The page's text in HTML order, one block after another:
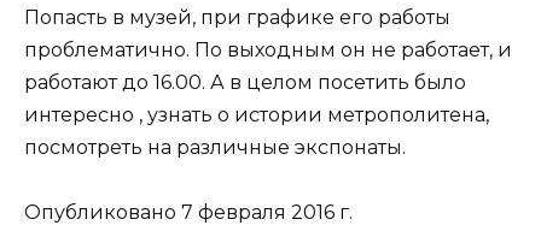
Попасть в музей, при графике его работы
проблематично. По выходным он не работает, и
работают до 16.00. А в целом посетить было
интересно , узнать о истории метрополитена,
посмотреть на различные экспонаты.
Опубликовано 7 февраля 2016 г.